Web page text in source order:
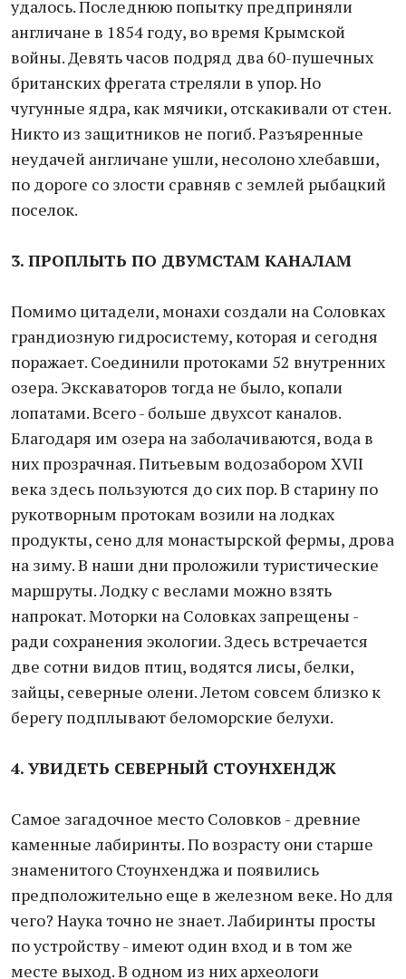
удалось. Последнюю попытку предприняли
англичане в 1854 году, во время Крымской
войны. Девять часов подряд два 60-пушечных
британских фрегата стреляли в упор. Но
чугунные ядра, как мячики, отскакивали от стен.
Никто из защитников не погиб. Разъяренные
неудачей англичане ушли, несолоно хлебавши,
по дороге со злости сравняв с землей рыбацкий
поселок.
3. ПРОПЛЫТЬ ПО ДВУМСТАМ КАНАЛАМ
Помимо цитадели, монахи создали на Соловках
грандиозную гидросистему, которая и сегодня
поражает. Соединили протоками 52 внутренних
озера. Экскаваторов тогда не было, копали
лопатами. Всего - больше двухсот каналов.
Благодаря им озера на заболачиваются, вода в
них прозрачная. Питьевым водозабором XVII
века здесь пользуются до сих пор. В старину по
рукотворным протокам возили на лодках
продукты, сено для монастырской фермы, дрова
на зиму. В наши дни проложили туристические
маршруты. Лодку с веслами можно взять
напрокат. Моторки на Соловках запрещены -
ради сохранения экологии. Здесь встречается
две сотни видов птиц, водятся лисы, белки,
зайцы, северные олени. Летом совсем близко к
берегу подплывают беломорские белухи.
4. УВИДЕТЬ СЕВЕРНЫЙ СТОУНХЕНДЖ
Самое загадочное место Соловков - древние
каменные лабиринты. По возрасту они старше
знаменитого Стоунхенджа и появились
предположительно еще в железном веке. Но для
чего? Наука точно не знает. Лабиринты просты
по устройству - имеют один вход и в том же
месте выход. В одном из них археологи